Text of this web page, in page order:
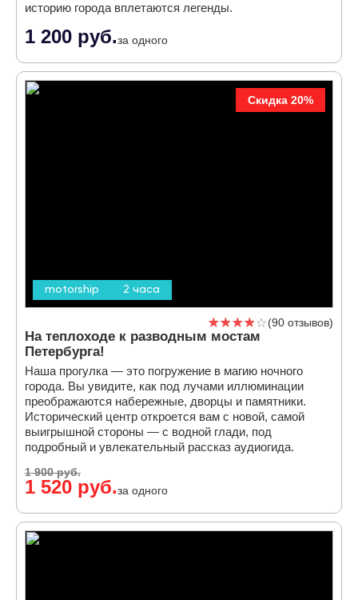
историю города вплетаются легенды.
1 200 руб.за одного
motorship 2 часа
Скидка 20%
90 отзывов
На теплоходе к разводным мостам
Петербурга!
Наша прогулка — это погружение в магию ночного
города. Вы увидите, как под лучами иллюминации
преображаются набережные, дворцы и памятники.
Исторический центр откроется вам с новой, самой
выигрышной стороны — с водной глади, под
подробный и увлекательный рассказ аудиогида.
1 900 руб.
1 520 руб.за одного